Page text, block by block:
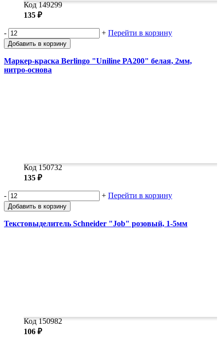
Код 149299
135 ₽
- + Перейти в корзину
Добавить в корзину
Маркер-краска Berlingo "Uniline PA200" белая, 2мм,
нитро-основа
Код 150732
135 ₽
- + Перейти в корзину
Добавить в корзину
Текстовыделитель Schneider "Job" розовый, 1-5мм
Код 150982
106 ₽